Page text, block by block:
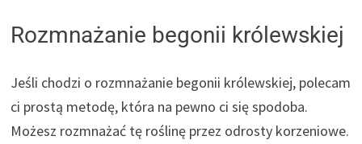
Rozmnażanie begonii królewskiej
Jeśli chodzi o rozmnażanie begonii królewskiej, polecam
ci prostą metodę, która na pewno ci się spodoba.
Możesz rozmnażać tę roślinę przez odrosty korzeniowe.